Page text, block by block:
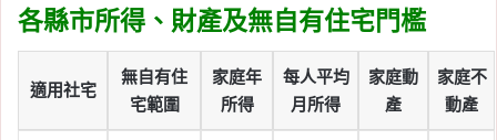
各縣市所得、財產及無自有住宅門檻
適用社宅
無自有住
宅範圍
家庭年
所得
每人平均
月所得
家庭動
產
家庭不
動產